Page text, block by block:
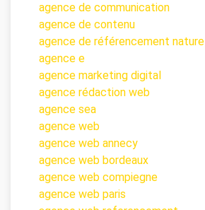
agence de communication
agence de contenu
agence de référencement naturel
agence e
agence marketing digital
agence rédaction web
agence sea
agence web
agence web annecy
agence web bordeaux
agence web compiegne
agence web paris